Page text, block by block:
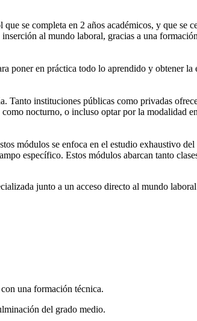
se completa en 2 años académicos, y que se
al mundo laboral, gracias a una
poner en práctica todo lo aprendido y obtener
Tanto instituciones públicas como privadas
nocturno, o incluso optar por la modalidad
módulos se enfoca en el estudio exhaustivo
específico. Estos módulos abarcan tanto
junto a un acceso directo al mundo
una formación técnica.
del grado medio.